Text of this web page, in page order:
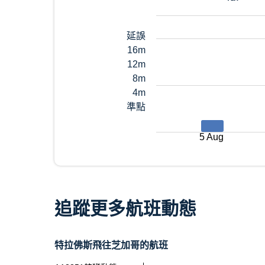
延誤
16m
12m
8m
4m
準點
5 Aug
追蹤更多航班動態
特拉佛斯飛往芝加哥的航班